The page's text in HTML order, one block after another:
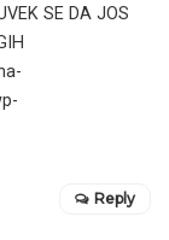
SE DA JOS
Reply